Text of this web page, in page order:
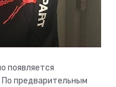
появляется
предварительным